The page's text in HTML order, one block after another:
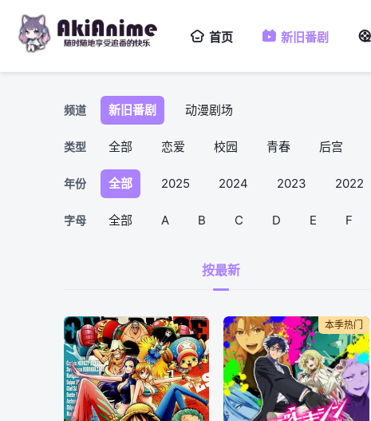
首页 新旧番剧
频道 新旧番剧 动漫剧场
类型 全部 恋爱 校园 青春 后宫
年份 全部 2025 2024 2023 2022
字母 全部 A B C D E F
按最新
本季热门